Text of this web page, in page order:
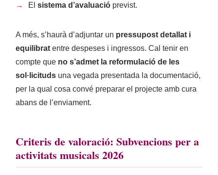
→ El sistema d’avaluació previst.
A més, s’haurà d’adjuntar un pressupost detallat i
equilibrat entre despeses i ingressos. Cal tenir en
compte que no s’admet la reformulació de les
sol·licituds una vegada presentada la documentació,
per la qual cosa convé preparar el projecte amb cura
abans de l’enviament.
Criteris de valoració: Subvencions per a
activitats musicals 2026